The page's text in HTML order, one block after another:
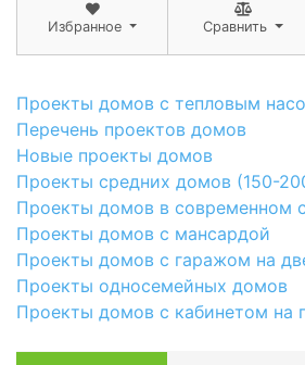
Избранное Сравнить
Проекты домов с тепловым
Перечень проектов домов
Новые проекты домов
Проекты средних домов (150-
Проекты домов в современном
Проекты домов с мансардой
Проекты домов с гаражом на
Проекты односемейных домов
Проекты домов с кабинетом на